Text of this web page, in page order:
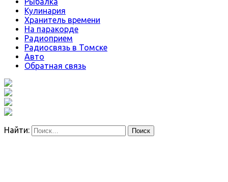
Кулинария
Хранитель времени
На паракорде
Радиоприем
Радиосвязь в Томске
Авто
Обратная связь
Найти: